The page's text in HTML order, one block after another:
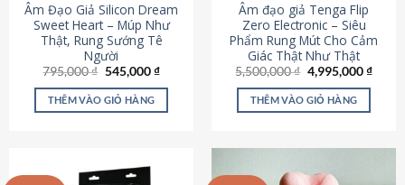
Âm Đạo Giả Silicon Dream
Sweet Heart – Múp Như
Thật, Rung Sướng Tê
Người
795,000₫ Giá
là:
795,000 ₫.
545,000₫Giá
tại
545,000 ₫.
THÊM VÀO GIỎ HÀNG
Âm đạo giả Tenga Flip
Zero Electronic – Siêu
Phẩm Rung Mút Cho Cảm
Giác Thật Như Thật
5,500,000₫ Giá
gốc
là:
5,500,000 ₫.
4,995,000₫Giá
THÊM VÀO GIỎ HÀNG